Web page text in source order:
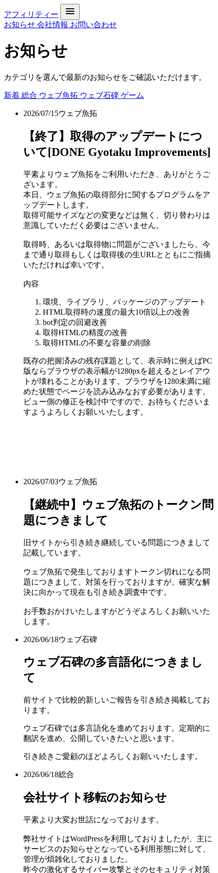
アフィリティー
お知らせ 会社情報 お問い合わせ
お知らせ
カテゴリを選んで最新のお知らせをご確認いただけます。
新着 総合 ウェブ魚拓 ウェブ石碑 ゲーム
2026/07/15ウェブ魚拓
【終了】取得のアップデートにつ
いて[DONE Gyotaku Improvements]
平素よりウェブ魚拓をご利用いただき、ありがとうご
ざいます。
本日、ウェブ魚拓の取得部分に関するプログラムをア
ップデートします。
取得可能サイズなどの変更などは無く、切り替わりは
意識していただく必要はございません。
取得時、あるいは取得物に問題がございましたら、今
まで通り取得もしくは取得後の生URLとともにご指摘
いただければ幸いです。
内容
環境、ライブラリ、パッケージのアップデート
HTML取得時の速度の最大10倍以上の改善
bot判定の回避改善
取得HTMLの精度の改善
取得HTMLの不要な容量の削除
既存の把握済みの残存課題として、表示時に例えばPC
版ならブラウザの表示幅が1280pxを超えるとレイアウ
トが壊れることがあります。ブラウザを1280未満に縮
めた状態でページを読み込みなおす必要があります。
ビュー側の修正を検討中ですので、お待ちくださいま
すようよろしくお願いいたします。
2026/07/03ウェブ魚拓
【継続中】ウェブ魚拓のトークン問
題につきまして
旧サイトから引き続き継続している問題につきまして
記載しています。
ウェブ魚拓で発生しておりますトークン切れになる問
題につきまして、対策を行っておりますが、確実な解
決に向かって現在も引き続き調査中です。
お手数おかけいたしますがどうぞよろしくお願いいた
します。
2026/06/18ウェブ石碑
ウェブ石碑の多言語化につきまし
て
前サイトで比較的新しいご報告を引き続き掲載してお
ります。
ウェブ石碑では多言語化を進めております。定期的に
翻訳を進め、公開していきたいと思います。
引き続きご愛顧のほどよろしくお願いいたします。
2026/06/18総合
会社サイト移転のお知らせ
平素より大変お世話になっております。
弊社サイトはWordPressを利用しておりましたが、主に
サービスのお知らせとなっている利用形態に対して、
管理が煩雑化しておりました。
昨今の激化するサイバー攻撃とそのセキュリティ対策